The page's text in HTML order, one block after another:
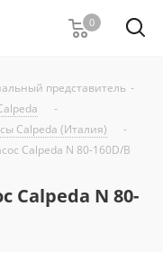
0
представитель -
-
Calpeda (Италия)
-
Calpeda N 80-160D/B
Calpeda N 80-